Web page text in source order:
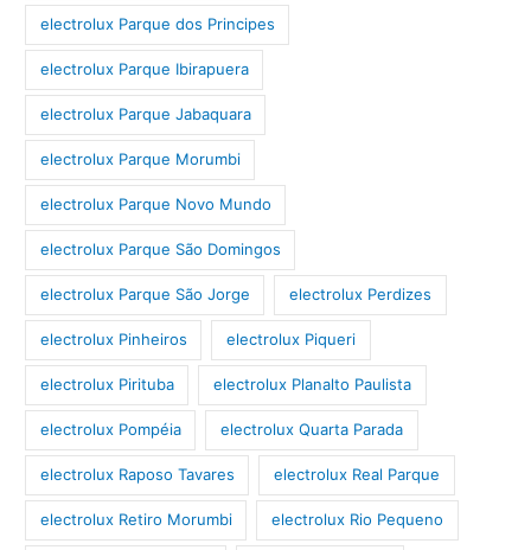
electrolux Parque dos Principes
electrolux Parque Ibirapuera
electrolux Parque Jabaquara
electrolux Parque Morumbi
electrolux Parque Novo Mundo
electrolux Parque São Domingos
electrolux Parque São Jorge electrolux Perdizes
electrolux Pinheiros electrolux Piqueri
electrolux Pirituba electrolux Planalto Paulista
electrolux Pompéia electrolux Quarta Parada
electrolux Raposo Tavares electrolux Real Parque
electrolux Retiro Morumbi electrolux Rio Pequeno